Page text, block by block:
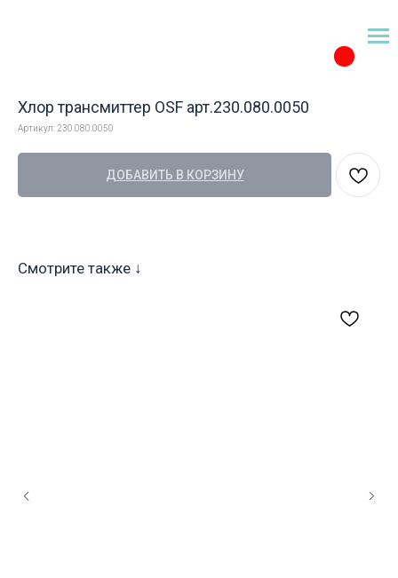
Хлор трансмиттер OSF арт.230.080.0050
Артикул: 230.080.0050
ДОБАВИТЬ В КОРЗИНУ
Смотрите также ↓